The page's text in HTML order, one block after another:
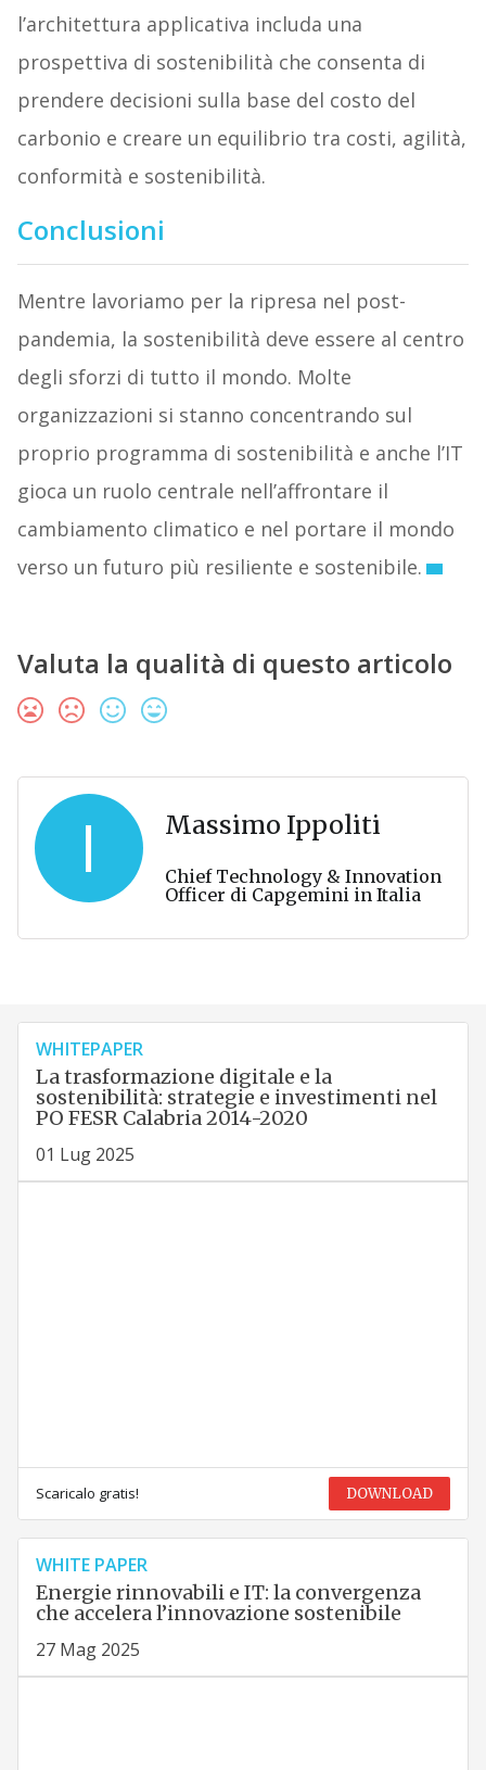
l’architettura applicativa includa una
prospettiva di sostenibilità che consenta di
prendere decisioni sulla base del costo del
carbonio e creare un equilibrio tra costi, agilità,
conformità e sostenibilità.
Conclusioni
Mentre lavoriamo per la ripresa nel post-
pandemia, la sostenibilità deve essere al centro
degli sforzi di tutto il mondo. Molte
organizzazioni si stanno concentrando sul
proprio programma di sostenibilità e anche l’IT
gioca un ruolo centrale nell’affrontare il
cambiamento climatico e nel portare il mondo
verso un futuro più resiliente e sostenibile.
Valuta la qualità di questo articolo
I Massimo Ippoliti
Chief Technology & Innovation
Officer di Capgemini in Italia
WHITEPAPER
La trasformazione digitale e la
sostenibilità: strategie e investimenti nel
PO FESR Calabria 2014-2020
01 Lug 2025
Scaricalo gratis! DOWNLOAD
WHITE PAPER
Energie rinnovabili e IT: la convergenza
che accelera l’innovazione sostenibile
27 Mag 2025